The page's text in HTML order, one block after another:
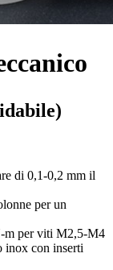
di 0,1-0,2 mm il
per un
m per viti M2,5-M4
inox con inserti